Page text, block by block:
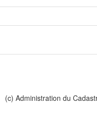
(c) Administration du